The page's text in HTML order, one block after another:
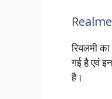
रियलमी
गई है एवं
है।